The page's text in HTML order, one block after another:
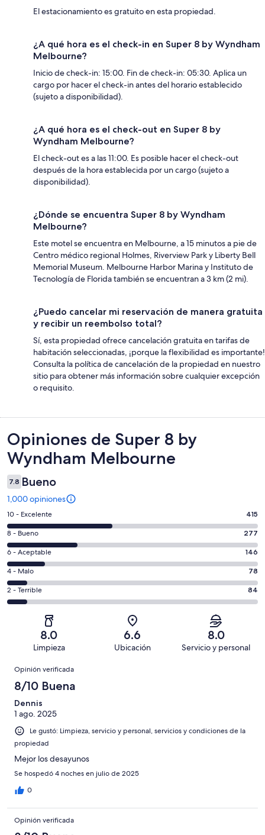
El estacionamiento es gratuito en esta propiedad.
¿A qué hora es el check-in en Super 8 by Wyndham
Melbourne?
Inicio de check-in: 15:00. Fin de check-in: 05:30. Aplica un
cargo por hacer el check-in antes del horario establecido
(sujeto a disponibilidad).
¿A qué hora es el check-out en Super 8 by
Wyndham Melbourne?
El check-out es a las 11:00. Es posible hacer el check-out
después de la hora establecida por un cargo (sujeto a
disponibilidad).
¿Dónde se encuentra Super 8 by Wyndham
Melbourne?
Este motel se encuentra en Melbourne, a 15 minutos a pie de
Centro médico regional Holmes, Riverview Park y Liberty Bell
Memorial Museum. Melbourne Harbor Marina y Instituto de
Tecnología de Florida también se encuentran a 3 km (2 mi).
¿Puedo cancelar mi reservación de manera gratuita
y recibir un reembolso total?
Sí, esta propiedad ofrece cancelación gratuita en tarifas de
habitación seleccionadas, ¡porque la flexibilidad es importante!
Consulta la política de cancelación de la propiedad en nuestro
sitio para obtener más información sobre cualquier excepción
o requisito.
Opiniones
Opiniones de Super 8 by
Wyndham Melbourne
7.8 Bueno
1,000 opiniones
Puntuación
de
10,
es
decir,
Excelente.
Basada
en
opiniones
10 - Excelente 415
Puntuación
de
8,
es
decir,
Bueno.
opiniones
8 - Bueno 277
Puntuación
de
6,
es
decir,
Aceptable.
de
1000
opiniones
6 - Aceptable 146
Puntuación
de
4,
Basada
78
de
opiniones
4 - Malo 78
Puntuación
de
Terrible.
Basada
84
de
1000
opiniones
2 - Terrible 84
8.0
Limpieza
6.6
Ubicación
8.0
Servicio y personal
Opiniones
Opinión verificada
8/10 Buena
Dennis
1 ago. 2025
Le gustó: Limpieza, servicio y personal, servicios y condiciones de la
propiedad
Mejor los desayunos
Se hospedó 4 noches en julio de 2025
0
Opinión verificada